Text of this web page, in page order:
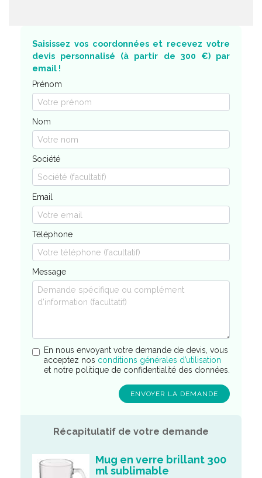
Saisissez vos coordonnées et recevez votre
devis personnalisé (à partir de 300 €) par
email !
Prénom
Nom
Société
Email
Téléphone
Message
En nous envoyant votre demande de devis, vous
acceptez nos conditions générales d’utilisation
et notre politique de confidentialité des données.
Récapitulatif de votre demande
Mug en verre brillant 300
ml sublimable